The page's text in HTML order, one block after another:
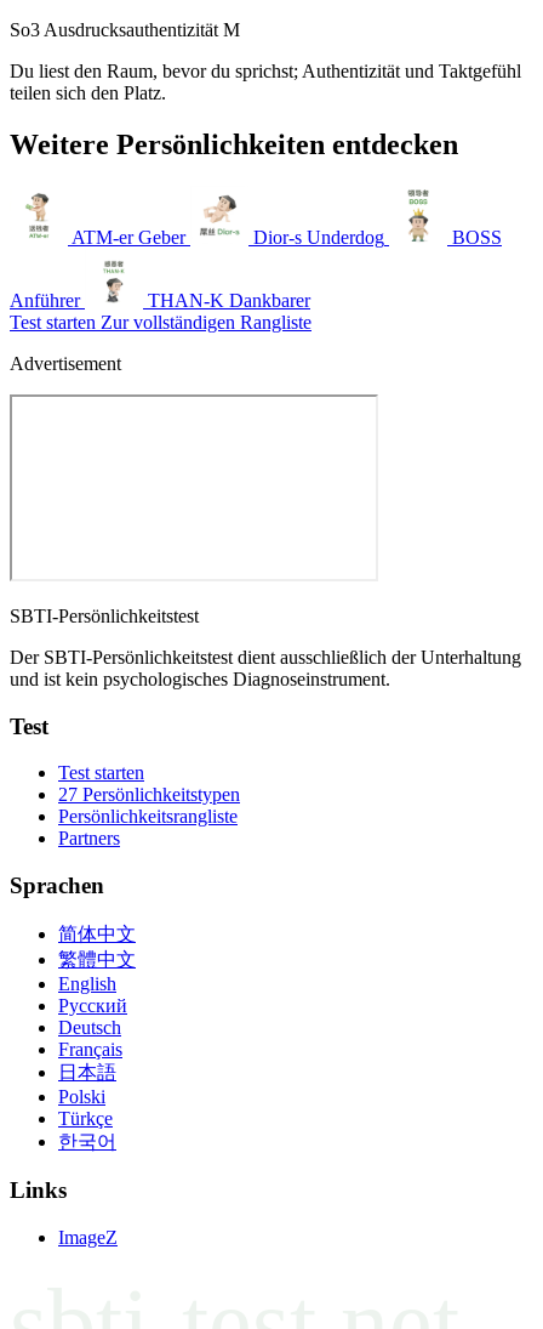
So3 Ausdrucksauthentizität M
Du liest den Raum, bevor du sprichst; Authentizität und Taktgefühl
teilen sich den Platz.
Weitere Persönlichkeiten entdecken
ATM-erGeber Dior-s Underdog BOSS
Anführer THAN-K Dankbarer
Test starten Zur vollständigen Rangliste
Advertisement
SBTI-Persönlichkeitstest
Der SBTI-Persönlichkeitstest dient ausschließlich der Unterhaltung
und ist kein psychologisches Diagnoseinstrument.
Test
Test starten
27 Persönlichkeitstypen
Persönlichkeitsrangliste
Partners
Sprachen
简体中文
繁體中文
English
Русский
Deutsch
Français
日本語
Polski
Türkçe
한국어
Links
ImageZ